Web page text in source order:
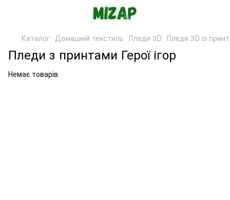
Каталог Домашній текстиль Пледи 3D Пледи 3D із
Пледи з принтами Герої ігор
Немає товарів